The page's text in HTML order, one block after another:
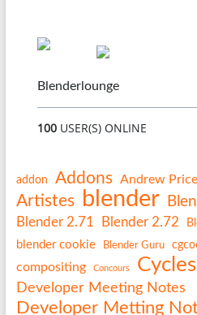
Blenderlounge
100 USER(S) ONLINE
addon Addons Andrew Price
Artistes
blender
Blender 2.71 Blender 2.72
blender cookie Blender Guru
compositing Concours Cycles
Developer Meeting Notes
Developer Metting